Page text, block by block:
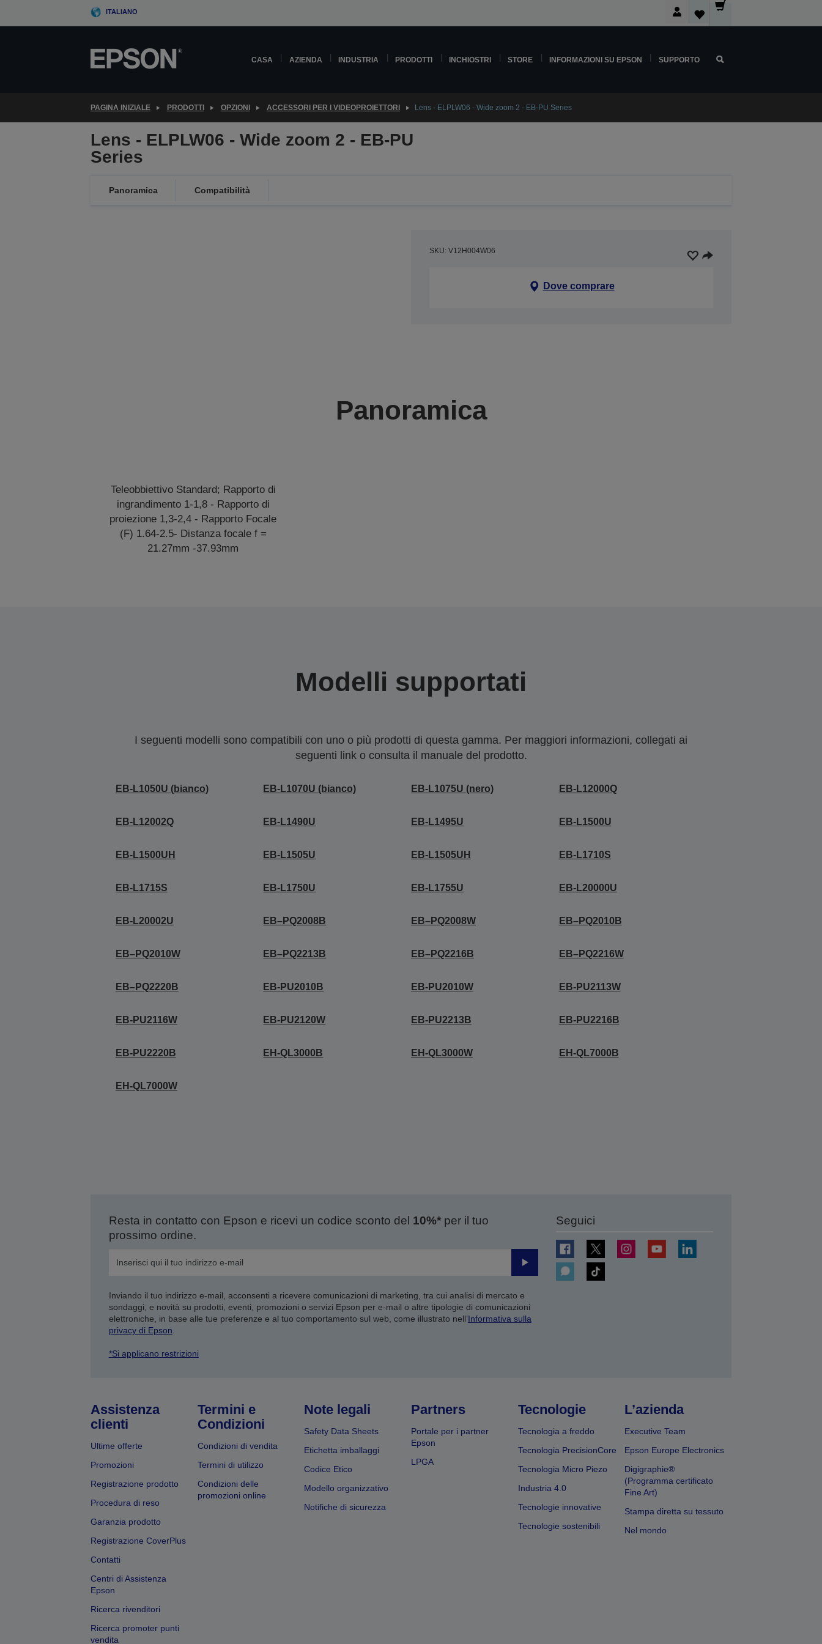
ITALIANO
CASA AZIENDA INDUSTRIA PRODOTTI INCHIOSTRI STORE INFORMAZIONI SU EPSON SUPPORTO
PAGINA INIZIALE PRODOTTI OPZIONI ACCESSORI PER I VIDEOPROIETTORI Lens - ELPLW06 - Wide zoom 2 - EB-PU Series
Lens - ELPLW06 - Wide zoom 2 - EB-PU
Series
Panoramica Compatibilità
SKU: V12H004W06
Dove comprare
Panoramica
Teleobbiettivo Standard; Rapporto di
ingrandimento 1-1,8 - Rapporto di
proiezione 1,3-2,4 - Rapporto Focale
(F) 1.64-2.5- Distanza focale f =
21.27mm -37.93mm
Modelli supportati
I seguenti modelli sono compatibili con uno o più prodotti di questa gamma. Per maggiori informazioni, collegati ai
seguenti link o consulta il manuale del prodotto.
EB-L1050U (bianco) EB-L1070U (bianco) EB-L1075U (nero) EB-L12000Q
EB-L12002Q EB-L1490U EB-L1495U EB-L1500U
EB-L1500UH EB-L1505U EB-L1505UH EB-L1710S
EB-L1715S EB-L1750U EB-L1755U EB-L20000U
EB-L20002U EB–PQ2008B EB–PQ2008W EB–PQ2010B
EB–PQ2010W EB–PQ2213B EB–PQ2216B EB–PQ2216W
EB–PQ2220B EB-PU2010B EB-PU2010W EB-PU2113W
EB-PU2116W EB-PU2120W EB-PU2213B EB-PU2216B
EB-PU2220B EH-QL3000B EH-QL3000W EH-QL7000B
EH-QL7000W
Resta in contatto con Epson e ricevi un codice sconto del 10%*per il tuo
prossimo ordine.
Invia
Inviando il tuo indirizzo e-mail, acconsenti a ricevere comunicazioni di marketing, tra cui analisi di mercato e
sondaggi, e novità su prodotti, eventi, promozioni o servizi Epson per e-mail o altre tipologie di comunicazioni
elettroniche, in base alle tue preferenze e al tuo comportamento sul web, come illustrato nell’Informativa sulla
privacy di Epson
*Si applicano restrizioni
Seguici
Assistenza
clienti
Ultime offerte
Promozioni
Registrazione prodotto
Procedura di reso
Garanzia prodotto
Registrazione CoverPlus
Contatti
Centri di Assistenza
Epson
Ricerca rivenditori
Ricerca promoter punti
vendita
Termini e
Condizioni
Condizioni di vendita
Termini di utilizzo
Condizioni delle
promozioni online
Note legali
Safety Data Sheets
Etichetta imballaggi
Codice Etico
Modello organizzativo
Notifiche di sicurezza
Partners
Portale per i partner
Epson
LPGA
Tecnologie
Tecnologia a freddo
Tecnologia PrecisionCore
Tecnologia Micro Piezo
Industria 4.0
Tecnologie innovative
Tecnologie sostenibili
L’azienda
Executive Team
Epson Europe Electronics
Digigraphie®
(Programma certificato
Fine Art)
Stampa diretta su tessuto
Nel mondo